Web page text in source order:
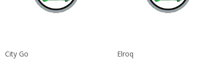
City Go Elroq